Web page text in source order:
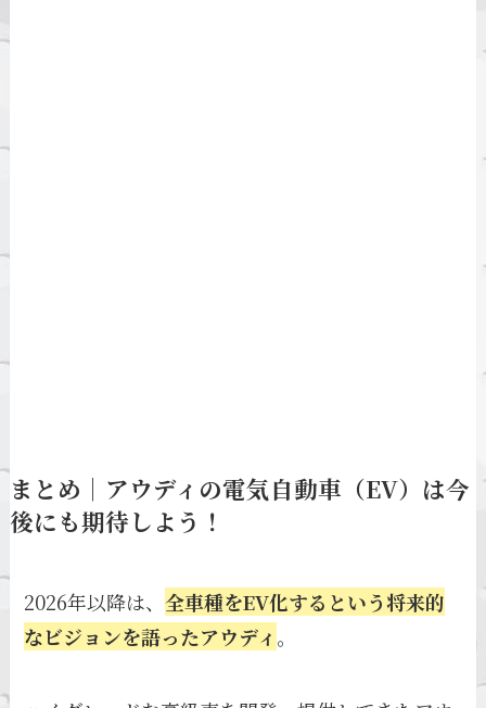
まとめ｜アウディの電気自動車（EV）は今
後にも期待しよう！
2026年以降は、全車種をEV化するという将来的
なビジョンを語ったアウディ 。